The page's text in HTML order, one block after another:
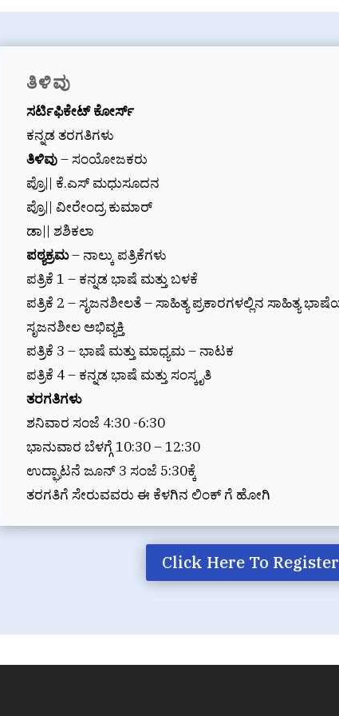
ತಿಳಿವು
ಸರ್ಟಿಫಿಕೇಟ್ ಕೋರ್ಸ್
ಕನ್ನಡ ತರಗತಿಗಳು
ತಿಳಿವು– ಸಂಯೋಜಕರು
ಪ್ರೊ|| ಕೆ.ಎಸ್ ಮಧುಸೂದನ
ಪ್ರೊ|| ವೀರೇಂದ್ರ ಕುಮಾರ್
ಡಾ|| ಶಶಿಕಲಾ
ಪಠ್ಯಕ್ರಮ– ನಾಲ್ಕು ಪತ್ರಿಕೆಗಳು
ಪತ್ರಿಕೆ 1 – ಕನ್ನಡ ಭಾಷೆ ಮತ್ತು ಬಳಕೆ
ಪತ್ರಿಕೆ 2 – ಸೃಜನಶೀಲತೆ – ಸಾಹಿತ್ಯ ಪ್ರಕಾರಗಳಲ್ಲಿನ ಸಾಹಿತ್ಯ
ಸೃಜನಶೀಲ ಅಭಿವ್ಯಕ್ತಿ
ಪತ್ರಿಕೆ 3 – ಭಾಷೆ ಮತ್ತು ಮಾಧ್ಯಮ – ನಾಟಕ
ಪತ್ರಿಕೆ 4 – ಕನ್ನಡ ಭಾಷೆ ಮತ್ತು ಸಂಸ್ಕೃತಿ
ತರಗತಿಗಳು
ಶನಿವಾರ ಸಂಜೆ 4:30 -6:30
ಭಾನುವಾರ ಬೆಳಗ್ಗೆ 10:30 – 12:30
ಉದ್ಘಾಟನೆ ಜೂನ್ 3 ಸಂಜೆ 5:30ಕ್ಕೆ
ತರಗತಿಗೆ ಸೇರುವವರು ಈ ಕೆಳಗಿನ ಲಿಂಕ್ ಗೆ ಹೋಗಿ
Click Here To Register